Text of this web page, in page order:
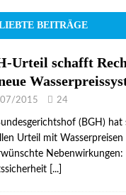
BEITRÄGE
Urteil schafft
2015 24
(BGH) hat
Urteil mit Wasserpreisen
Nebenwirkungen:
[...]